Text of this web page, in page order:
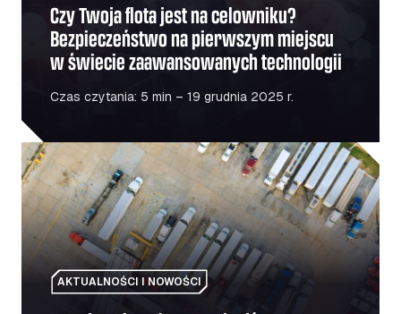
Czy Twoja flota jest na celowniku?
Bezpieczeństwo na pierwszym miejscu
w świecie zaawansowanych technologii
Czas czytania: 5 min – 19 grudnia 2025 r.
Trendy w branży samochodów ciężarowych: prognozy
AKTUALNOŚCI I NOWOŚCI